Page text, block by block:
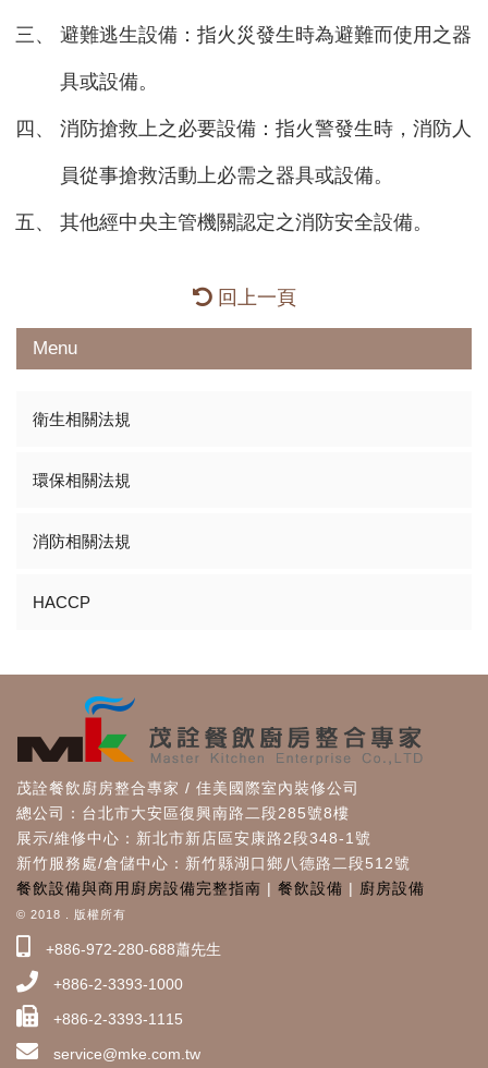
避難逃生設備：指火災發生時為避難而使用之器
具或設備。
消防搶救上之必要設備：指火警發生時，消防人
員從事搶救活動上必需之器具或設備。
其他經中央主管機關認定之消防安全設備。
回上一頁
Menu
衛生相關法規
環保相關法規
消防相關法規
HACCP
茂詮餐飲廚房整合專家 / 佳美國際室內裝修公司
總公司：台北市大安區復興南路二段285號8樓
展示/維修中心：新北市新店區安康路2段348-1號
新竹服務處/倉儲中心：新竹縣湖口鄉八德路二段512號
餐飲設備與商用廚房設備完整指南 | 餐飲設備 | 廚房設備
© 2018 . 版權所有
+886-972-280-688蕭先生
+886-2-3393-1000
+886-2-3393-1115
service@mke.com.tw